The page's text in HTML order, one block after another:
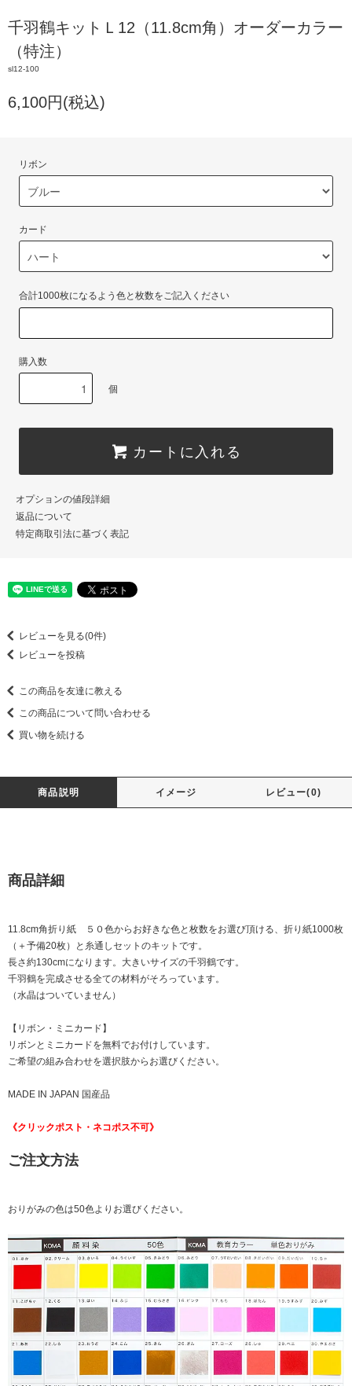
千羽鶴キットＬ12（11.8cm角）オーダーカラー
（特注）
sl12-100
6,100円(税込)
リボン
カード
合計1000枚になるよう色と枚数をご記入ください
購入数
個
カートに入れる
オプションの値段詳細
返品について
特定商取引法に基づく表記
レビューを見る(0件)
レビューを投稿
この商品を友達に教える
この商品について問い合わせる
買い物を続ける
商品説明 イメージ レビュー(0)
商品詳細
11.8cm角折り紙 ５０色からお好きな色と枚数をお選び頂ける、折り紙1000枚
（＋予備20枚）と糸通しセットのキットです。
長さ約130cmになります。大きいサイズの千羽鶴です。
千羽鶴を完成させる全ての材料がそろっています。
（水晶はついていません）
【リボン・ミニカード】
リボンとミニカードを無料でお付けしています。
ご希望の組み合わせを選択肢からお選びください。
MADE IN JAPAN 国産品
《クリックポスト・ネコポス不可》
ご注文方法
おりがみの色は50色よりお選びください。